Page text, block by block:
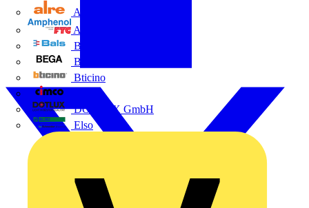
Alre
Amphenol FTG
BALS
Bega
Bticino
Cimco
DOTLUX GmbH
Elso